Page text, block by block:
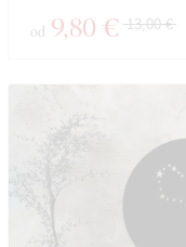
od 9,80 € 13,00 €